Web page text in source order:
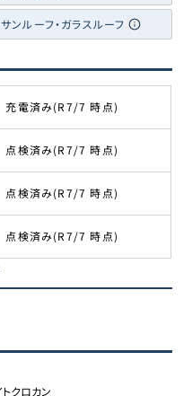
サンルーフ・ガラスルーフ
充電済み(R7/7 時点)
点検済み(R7/7 時点)
点検済み(R7/7 時点)
点検済み(R7/7 時点)